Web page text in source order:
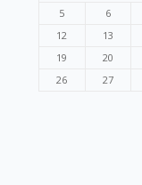
5
6
12
13
19
20
26
27